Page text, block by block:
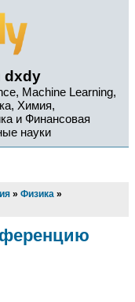
dxdy
Machine Learning,
Химия,
и Финансовая
науки
» Физика »